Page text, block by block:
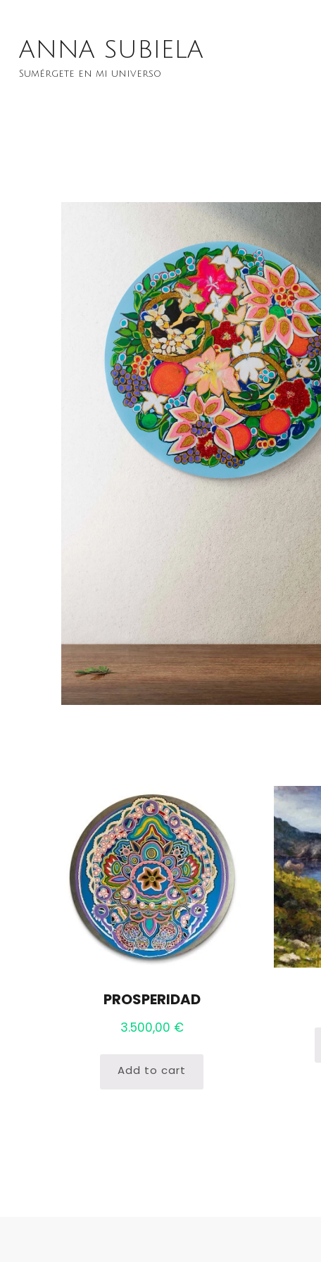
contenido
ANNA SUBIELA
Sumérgete en mi universo
PROSPERIDAD
3.500,00 €
Add to cart